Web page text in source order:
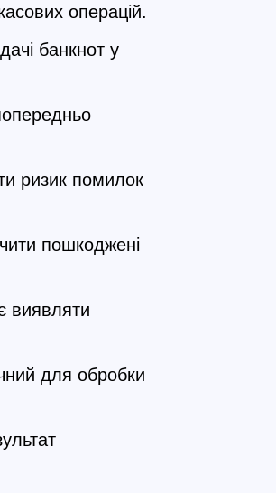
операцій.
банкнот у
ризик помилок
пошкоджені
виявляти
для обробки